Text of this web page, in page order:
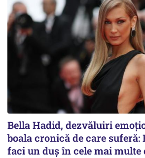
Bella Hadid, dezvăluiri
boala cronică de care suferă:
faci un duș în cele mai